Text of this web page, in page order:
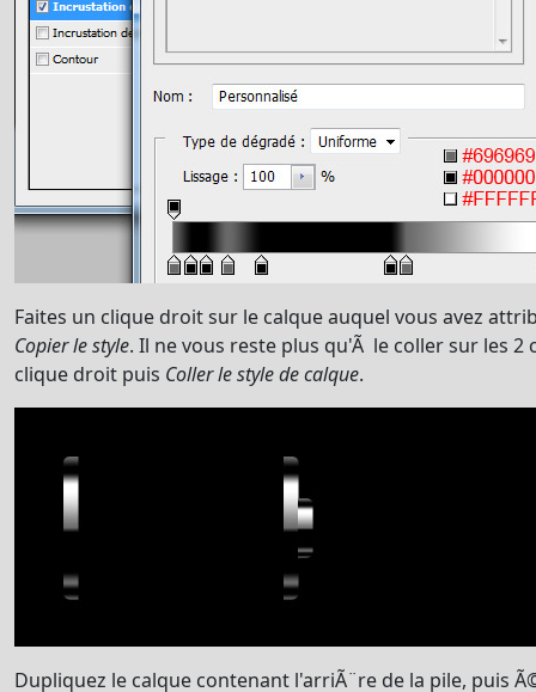
Faites un clique droit sur le calque auquel vous avez
Copier le style. Il ne vous reste plus qu'Ã le coller sur les
clique droit puis Coller le style de calque.
Dupliquez le calque contenant l'arriÃ¨re de la pile, puis